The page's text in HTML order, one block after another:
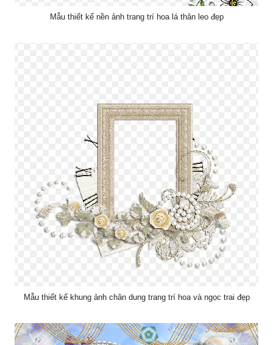
Mẫu thiết kế nền ảnh trang trí hoa lá thân leo đẹp
Mẫu thiết kế khung ảnh chân dung trang trí hoa và ngọc trai đẹp